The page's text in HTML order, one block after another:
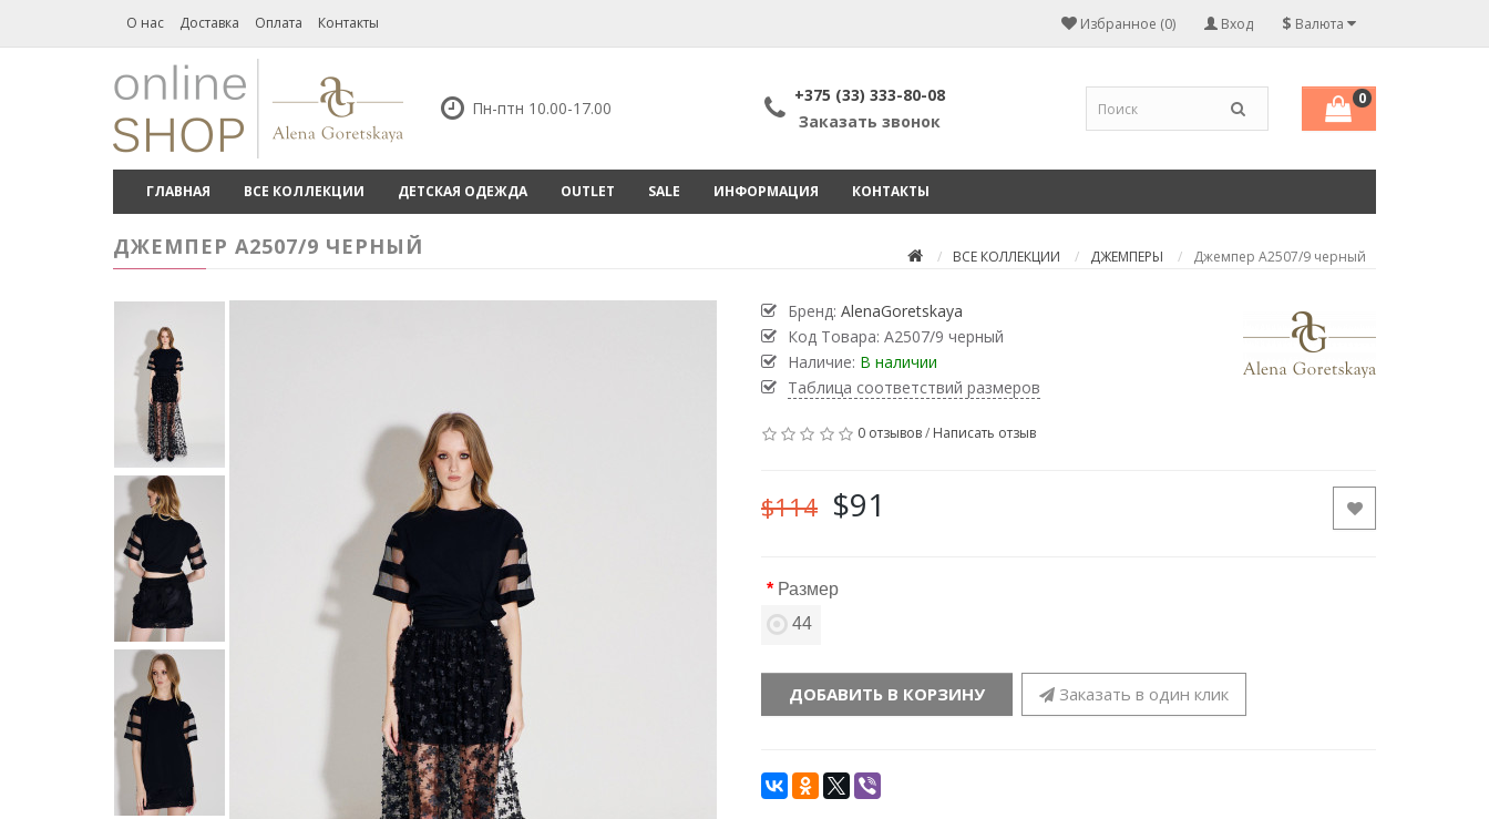
О нас Доставка Оплата Контакты $ Валюта
Вход
Избранное (0)
Пн-птн 10.00-17.00
+375 (33) 333-80-08
Заказать звонок
0
ГЛАВНАЯ ВСЕ КОЛЛЕКЦИИ ДЕТСКАЯ ОДЕЖДА OUTLET SALE ИНФОРМАЦИЯ КОНТАКТЫ
ВСЕ КОЛЛЕКЦИИ ДЖЕМПЕРЫ Джемпер А2507/9 черный
ДЖЕМПЕР А2507/9 ЧЕРНЫЙ
Бренд: AlenaGoretskaya
Код Товара: А2507/9 черный
Наличие: В наличии
Таблица соответствий размеров
0 отзывов/ Написать отзыв
$114 $91
Размер
44
ДОБАВИТЬ В КОРЗИНУ Заказать в один клик